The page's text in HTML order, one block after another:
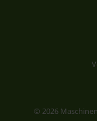
© 2026